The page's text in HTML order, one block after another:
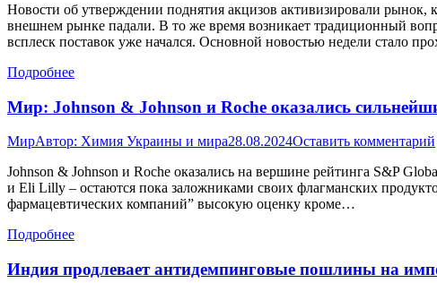
Новости об утверждении поднятия акцизов активизировали рынок,
внешнем рынке падали. В то же время возникает традиционный
всплеск поставок уже начался. Основной новостью недели стало
Подробнее
Мир: Johnson & Johnson и Roche оказались
МирАвтор: Химия Украины и мира28.08.2024Оставить комментарий
Johnson & Johnson и Roche оказались на вершине рейтинга S&P
и Eli Lilly – остаются пока заложниками своих флагманских
фармацевтических компаний” высокую оценку кроме…
Подробнее
Индия продлевает антидемпинговые пошлины на